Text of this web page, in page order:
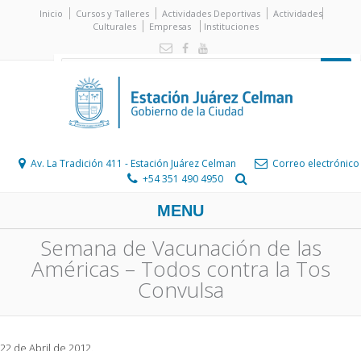
Inicio Cursos y Talleres Actividades Deportivas
Actividades
Culturales
Empresas Instituciones
Av. La Tradición 411 - Estación Juárez Celman
Correo electrónico
+54 351 490 4950
MENU
Semana de Vacunación de las
Américas – Todos contra la Tos
Convulsa
22 de Abril de 2012.